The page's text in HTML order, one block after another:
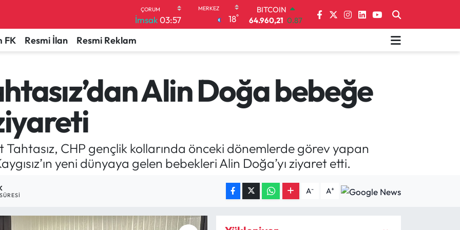
İmsak03:57 18°
64.960,21
0.87
DOLAR
47,7436 0.18
GRAM ALTIN
6648.99 2.59
BİST100
FK Resmi İlan Resmi Reklam
Alin Doğa bebeğe
CHP gençlik kollarında önceki dönemlerde görev yapan
yeni dünyaya gelen bebekleri Alin Doğa’yı ziyaret etti.
A- A+